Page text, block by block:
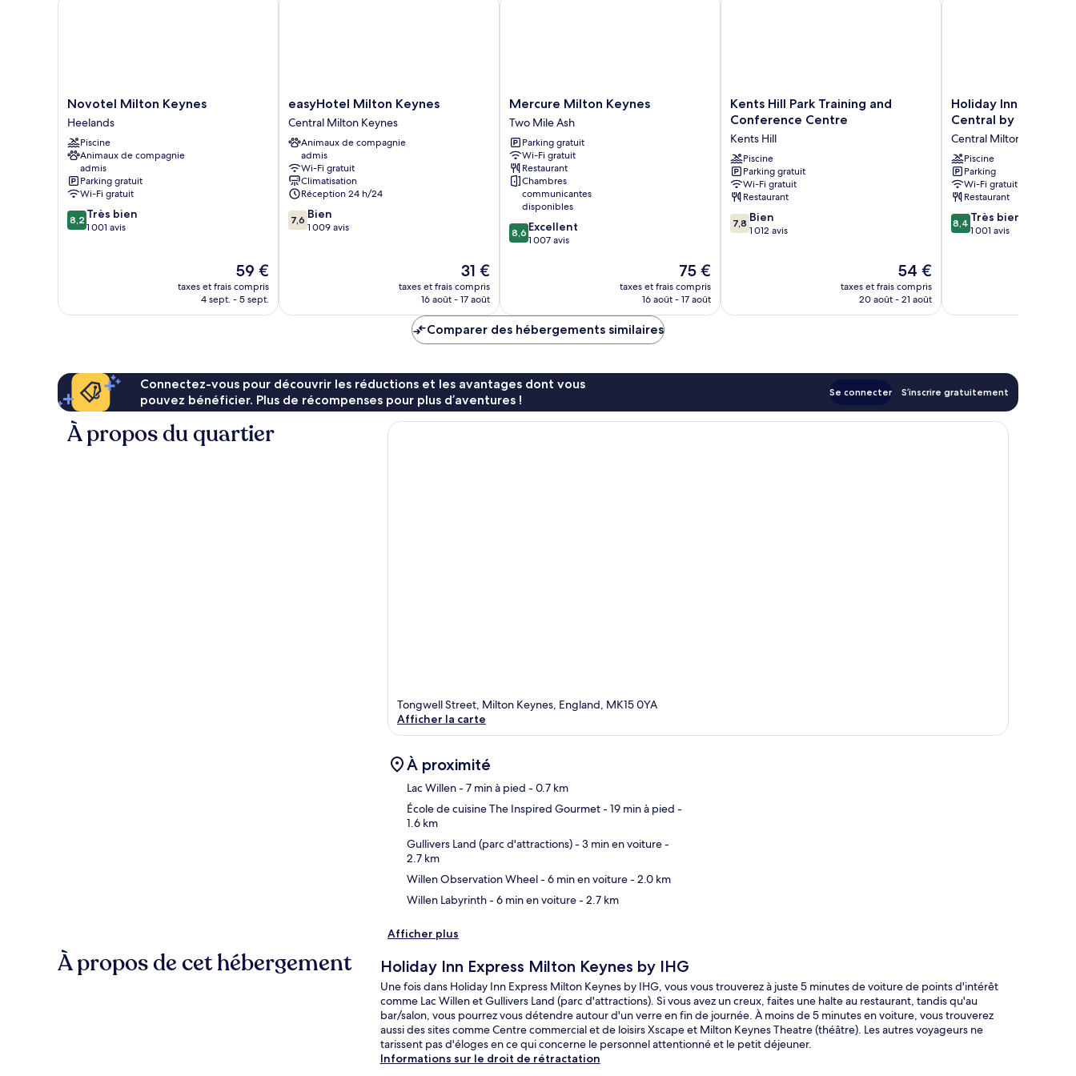
Hot
Breakfast)
Novotel
Milton
Keynes
Heelands
Novotel Milton Keynes
Heelands
Piscine
Animaux de compagnie
admis
Parking gratuit
Wi-Fi gratuit
8.2
sur
8,2 Très bien
1 001 avis
Le
nouveau
prix
59 €
taxes et frais compris
4 sept. - 5 sept.
easyHotel
Milton
Keynes
Central
Milton
Keynes
easyHotel Milton Keynes
Central Milton Keynes
Animaux de compagnie
admis
Wi-Fi gratuit
Climatisation
Réception 24 h/24
7.6
sur
7,6 Bien
1 009 avis
Le
nouveau
prix
de
31 €
taxes et frais compris
16 août - 17 août
Mercure
Milton
Keynes
Two
Mile
Ash
Mercure Milton Keynes
Two Mile Ash
Parking gratuit
Wi-Fi gratuit
Restaurant
Chambres
communicantes
disponibles
8.6
sur
8,6 Excellent
1 007 avis
Le
nouveau
prix
75 €
taxes et frais compris
16 août - 17 août
Kents
Hill
Training
and
Conference
Centre
Kents
Hill
Kents Hill Park Training and
Conference Centre
Kents Hill
Piscine
Parking gratuit
Wi-Fi gratuit
Restaurant
7.8
sur
7,8 Bien
1 012 avis
Le
nouveau
prix
54 €
taxes et frais compris
20 août - 21 août
Holiday
Inn
Keynes
-
Central
by
IHG
Central
Milton
Holiday Inn Milton
Central by IHG
Central Milton Keynes
Piscine
Parking
Wi-Fi gratuit
Restaurant
8.4
sur
8,4 Très bien
1 001 avis
Comparer des hébergements similaires
Connectez-vous pour découvrir les réductions et les avantages dont vous
pouvez bénéficier. Plus de récompenses pour plus d’aventures !
Se connecter S’inscrire gratuitement
À propos du quartier
Tongwell Street, Milton Keynes, England, MK15 0YA
Afficher la carte
À proximité
Lac Willen- 7 min à pied - 0.7 km
École de cuisine The Inspired Gourmet- 19 min à pied -
1.6 km
Gullivers Land (parc d'attractions)- 3 min en voiture-
2.7 km
Willen Observation Wheel- 6 min en voiture- 2.0 km
Willen Labyrinth- 6 min en voiture- 2.7 km
Afficher plus
À propos de cet hébergement Holiday Inn Express Milton Keynes by IHG
Une fois dans Holiday Inn Express Milton Keynes by IHG, vous vous trouverez à juste 5 minutes de voiture de points d'intérêt
comme Lac Willen et Gullivers Land (parc d'attractions). Si vous avez un creux, faites une halte au restaurant, tandis qu'au
bar/salon, vous pourrez vous détendre autour d'un verre en fin de journée. À moins de 5 minutes en voiture, vous trouverez
aussi des sites comme Centre commercial et de loisirs Xscape et Milton Keynes Theatre (théâtre). Les autres voyageurs ne
tarissent pas d'éloges en ce qui concerne le personnel attentionné et le petit déjeuner.
Informations sur le droit de rétractation